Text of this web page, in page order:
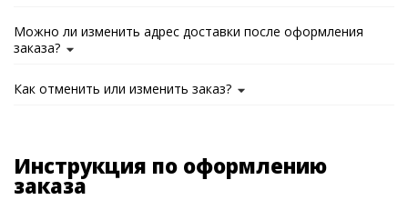
Можно ли изменить адрес доставки после оформления
заказа?
Как отменить или изменить заказ?
Инструкция по оформлению
заказа